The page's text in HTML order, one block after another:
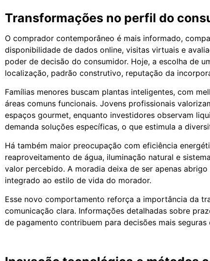
Transformações no perfil do
O comprador contemporâneo é mais informado,
disponibilidade de dados online, visitas virtuais e
poder de decisão do consumidor. Hoje, a escolha de
localização, padrão construtivo, reputação da
Famílias menores buscam plantas inteligentes, com
áreas comuns funcionais. Jovens profissionais
espaços gourmet, enquanto investidores observam
demanda soluções específicas, o que estimula a
Há também maior preocupação com eficiência
reaproveitamento de água, iluminação natural e
valor percebido. A moradia deixa de ser apenas
integrado ao estilo de vida do morador.
Esse novo comportamento reforça a importância da
comunicação clara. Informações detalhadas sobre
de pagamento contribuem para decisões mais seguras